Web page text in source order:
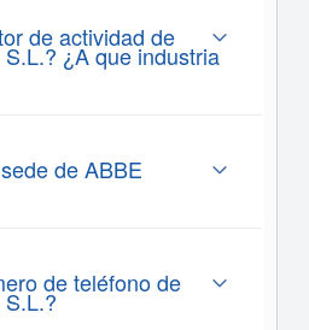
de actividad de
¿A que industria
de ABBE
de teléfono de